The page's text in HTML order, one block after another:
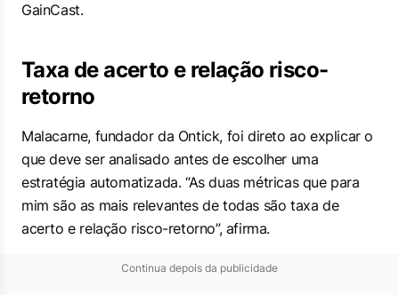
GainCast.
Taxa de acerto e relação risco-
retorno
Malacarne, fundador da Ontick, foi direto ao explicar o
que deve ser analisado antes de escolher uma
estratégia automatizada. “As duas métricas que para
mim são as mais relevantes de todas são taxa de
acerto e relação risco-retorno”, afirma.
Continua depois da publicidade